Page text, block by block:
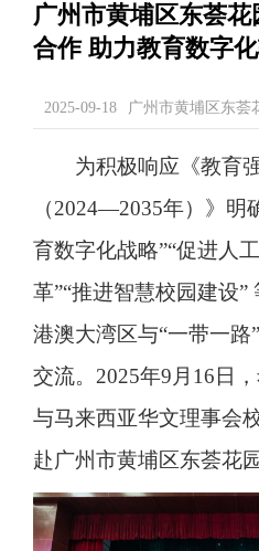
广州市黄埔区东荟
合作 助力教育数字
2025-09-18 广州市黄埔区东荟
为积极响应《教育
（2024—2035年）》明
育数字化战略”“促进人
革”“推进智慧校园建设
港澳大湾区与“一带一
交流。2025年9月16日
与马来西亚华文理事会
赴广州市黄埔区东荟花